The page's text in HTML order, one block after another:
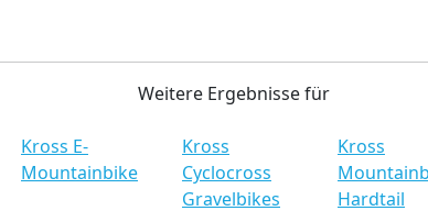
Weitere Ergebnisse für
Kross E-
Mountainbike
Kross
Cyclocross
Gravelbikes
Kross
Hardtail